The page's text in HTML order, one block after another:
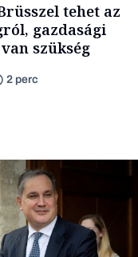
tehet az
gazdasági
szükség
2 perc